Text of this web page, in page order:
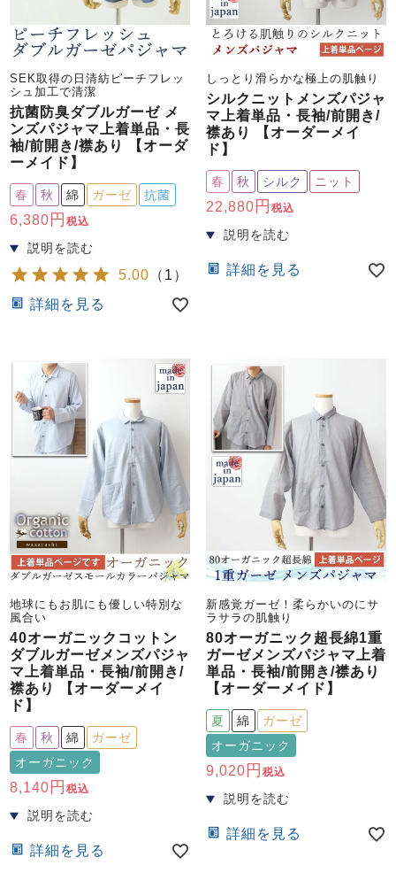
SEK取得の日清紡ピーチフレッ
シュ加工で清潔
抗菌防臭ダブルガーゼ メ
ンズパジャマ上着単品・長
袖/前開き/襟あり 【オーダ
ーメイド】
春 秋 綿 ガーゼ 抗菌
6,380 税込
5.00 （ 1 ）
詳細を見る
しっとり滑らかな極上の肌触り
シルクニットメンズパジャ
マ上着単品・長袖/前開き/
襟あり 【オーダーメイ
ド】
春 秋 シルク ニット
22,880 税込
詳細を見る
地球にもお肌にも優しい特別な
風合い
40オーガニックコットン
ダブルガーゼメンズパジャ
マ上着単品・長袖/前開き/
襟あり 【オーダーメイ
ド】
春 秋 綿
ガーゼ
オーガニック
8,140 税込
詳細を見る
新感覚ガーゼ！柔らかいのにサ
ラサラの肌触り
80オーガニック超長綿1重
ガーゼメンズパジャマ上着
単品・長袖/前開き/襟あり
【オーダーメイド】
夏 綿
ガーゼ
オーガニック
9,020 税込
詳細を見る